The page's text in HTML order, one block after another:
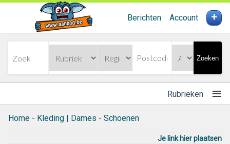
Berichten Account +
Zoeken
Rubrieken
Home - Kleding | Dames - Schoenen
Je link hier plaatsen